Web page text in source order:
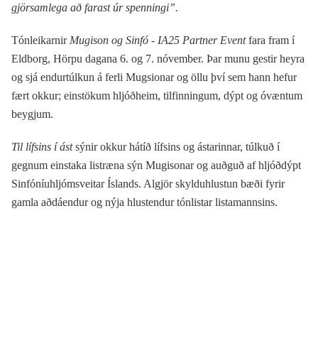
gjörsamlega að farast úr spenningi”.
Tónleikarnir Mugison og Sinfó - IA25 Partner Eventfara fram í
Eldborg, Hörpu dagana 6. og 7. nóvember. Þar munu gestir heyra
og sjá endurtúlkun á ferli Mugsionar og öllu því sem hann hefur
fært okkur; einstökum hljóðheim, tilfinningum, dýpt og óvæntum
beygjum.
Til lífsins í ástsýnir okkur hátíð lífsins og ástarinnar, túlkuð í
gegnum einstaka listræna sýn Mugisonar og auðguð af hljóðdýpt
Sinfóníuhljómsveitar Íslands. Algjör skylduhlustun bæði fyrir
gamla aðdáendur og nýja hlustendur tónlistar listamannsins.